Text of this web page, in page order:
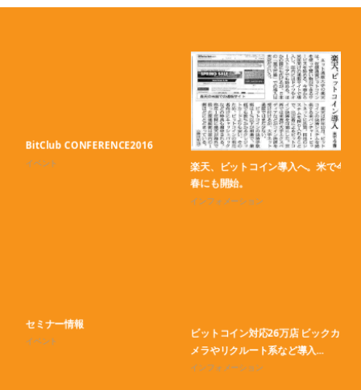
BitClub CONFERENCE2016
イベント
楽天、ビットコイン導入へ。米で今
春にも開始。
インフォメーション
セミナー情報
イベント
ビットコイン対応26万店 ビックカ
メラやリクルート系など導入...
インフォメーション